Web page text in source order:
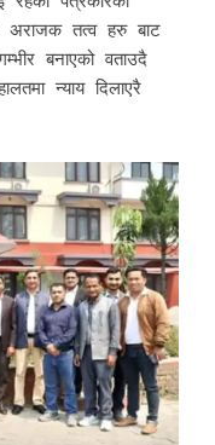
तत्व हरु बाट
बनाएको वताउदै
न्याय दिलाएरै